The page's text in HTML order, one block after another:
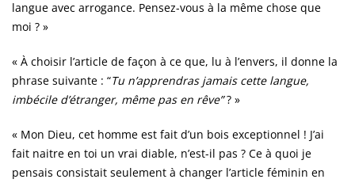
langue avec arrogance. Pensez-vous à la même chose que
moi ? »
« À choisir l’article de façon à ce que, lu à l’envers, il donne la
phrase suivante : “Tu n’apprendras jamais cette langue,
imbécile d’étranger, même pas en rêve”? »
« Mon Dieu, cet homme est fait d’un bois exceptionnel ! J’ai
fait naitre en toi un vrai diable, n’est-il pas ? Ce à quoi je
pensais consistait seulement à changer l’article féminin en